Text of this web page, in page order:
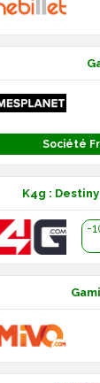
Société
K4g :
-